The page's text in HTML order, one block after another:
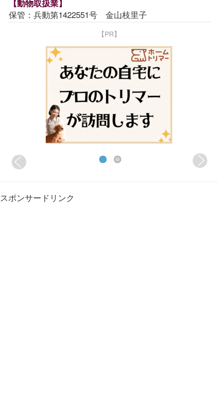
【動物取扱業】
保管：兵動第1422551号 金山枝里子
【PR】
スポンサードリンク